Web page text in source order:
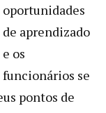
oportunidades
de aprendizado
e os
funcionários se
pontos de